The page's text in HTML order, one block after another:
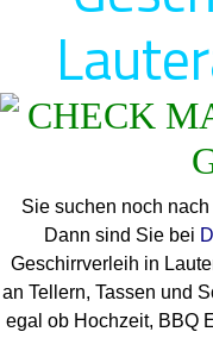
Sie suchen noch
Dann sind Sie bei
Geschirrverleih in
an Tellern, Tassen und
egal ob Hochzeit, BBQ